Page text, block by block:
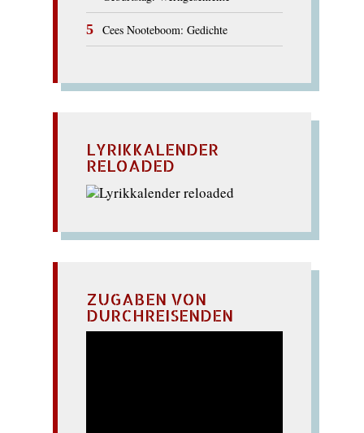
Cees Nooteboom: Gedichte
LYRIKKALENDER
RELOADED
ZUGABEN VON
DURCHREISENDEN